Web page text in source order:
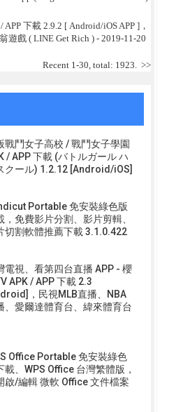
下載 2.9.2 [ Android/iOS APP ]，
遊戲 ( LINE Get Rich )- 2019-11-20
Recent 1-30, total: 1923. >>
戰鬥女子高校 / 戰鬥女子學園
/ APP 下載 (バトルガール ハ
クール) 1.2.12 [Android/iOS]
Portable 免安裝綠色版
，免費影片分割、影片剪輯、
切割軟體推薦下載 3.1.0.422
電視、看第四台直播 APP - 櫻
APK / APP 下載 2.3
，民視MLB直播、NBA
、愛爾達體育台、緯來體育台
Office Portable 免安裝綠色
載、WPS Office 台灣繁體版，
啟/編輯 微軟 Office 文件檔案